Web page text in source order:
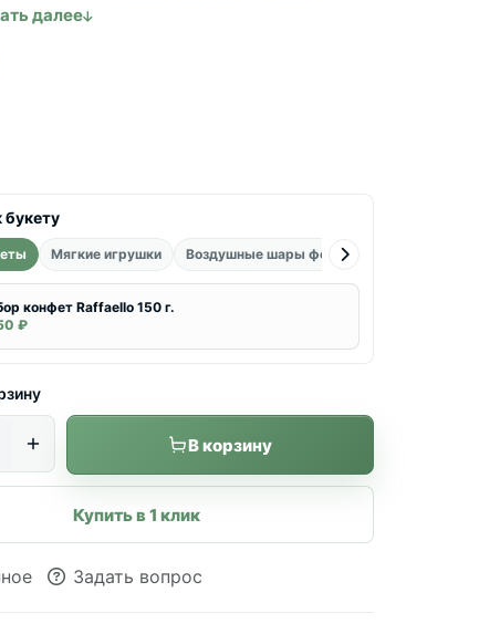
далее
букету
Мягкие игрушки Воздушные шары фольгированные
конфет Raffaello 150 г.
₽
В корзину
Купить в 1 клик
Задать вопрос